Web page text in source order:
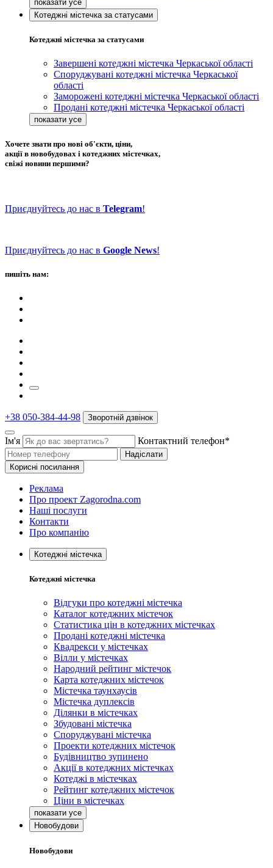
Котеджні містечка за статусами
Котеджні містечка за статусами
Завершені котеджні містечка Черкаської області
Споруджувані котеджні містечка Черкаської
області
Заморожені котеджні містечка Черкаської області
Продані котеджні містечка Черкаської області
Хочете знати про нові об'єкти, ціни,
акції в новобудовах і котеджних містечках,
свіжі новини першими?
Приєднуйтесь до нас в Telegram!
Приєднуйтесь до нас в Google News!
пишіть нам:
+38 050-384-44-98 Зворотній дзвінок
Ім'я Контактний телефон*
Надіслати
Корисні посилання
Реклама
Про проект Zagorodna.com
Наші послуги
Контакти
Про компанію
Котеджні містечка
Котеджні містечка
Відгуки про котеджні містечка
Каталог котеджних містечок
Статистика цін в котеджних містечках
Продані котеджні містечка
Квадрекси у містечках
Вілли у містечках
Народний рейтинг містечок
Карта котеджних містечок
Містечка таунхаусів
Містечка дуплексів
Ділянки в містечках
Збудовані містечка
Споруджувані містечка
Проекти котеджних містечок
Будівництво зупинено
Акції в котеджних містечках
Котеджі в містечках
Рейтинг котеджних містечок
Ціни в містечках
Новобудови
Новобудови